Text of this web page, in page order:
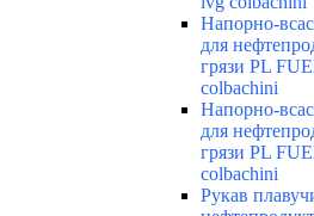
Напорно-
для
грязи PL
colbachini
Напорно-
для
грязи PL
colbachini
Рукав